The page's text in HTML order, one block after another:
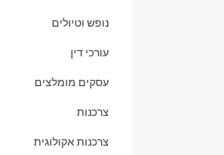
נופש וטיולים
עורכי דין
עסקים מומלצים
צרכנות
צרכנות אקולוגית